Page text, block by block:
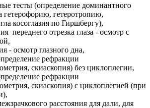
тесты (определение доминантного
гетерофорию, гетеротропию,
косоглазия по Гиршбергу),
переднего отрезка глаза - осмотр с
- осмотр глазного дна,
рефракции
скиаскопия) без циклоплегии,
рефракции
скиаскопия) с циклоплегией (при
расстояния для дали, для